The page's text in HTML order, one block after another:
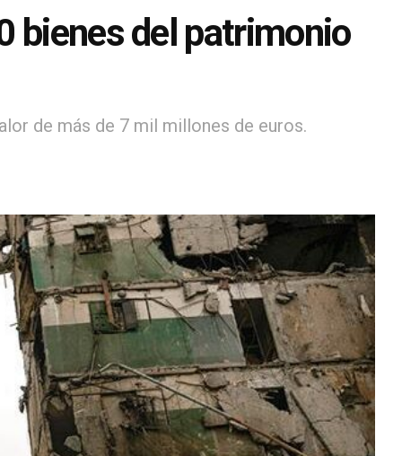
bienes del patrimonio
de más de 7 mil millones de euros.